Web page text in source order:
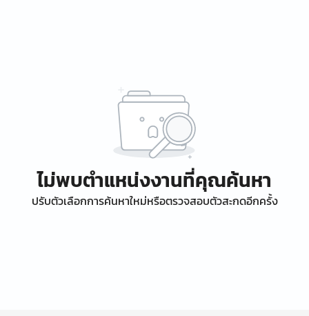
ไม่พบตำแหน่งงานที่คุณค้นหา
ปรับตัวเลือกการค้นหาใหม่หรือตรวจสอบตัวสะกดอีกครั้ง